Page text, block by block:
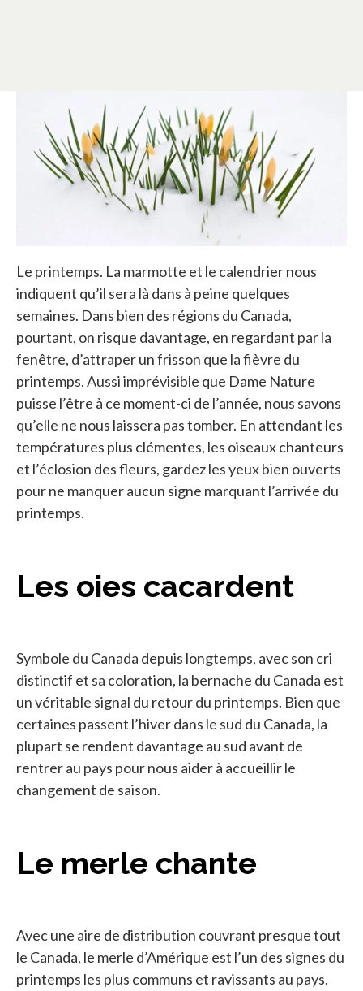
Le printemps. La marmotte et le calendrier nous
indiquent qu’il sera là dans à peine quelques
semaines. Dans bien des régions du Canada,
pourtant, on risque davantage, en regardant par la
fenêtre, d’attraper un frisson que la fièvre du
printemps. Aussi imprévisible que Dame Nature
puisse l’être à ce moment-ci de l’année, nous savons
qu’elle ne nous laissera pas tomber. En attendant les
températures plus clémentes, les oiseaux chanteurs
et l’éclosion des fleurs, gardez les yeux bien ouverts
pour ne manquer aucun signe marquant l’arrivée du
printemps.
Les oies cacardent
Symbole du Canada depuis longtemps, avec son cri
distinctif et sa coloration, la bernache du Canada est
un véritable signal du retour du printemps. Bien que
certaines passent l’hiver dans le sud du Canada, la
plupart se rendent davantage au sud avant de
rentrer au pays pour nous aider à accueillir le
changement de saison.
Le merle chante
Avec une aire de distribution couvrant presque tout
le Canada, le merle d’Amérique est l’un des signes du
printemps les plus communs et ravissants au pays.